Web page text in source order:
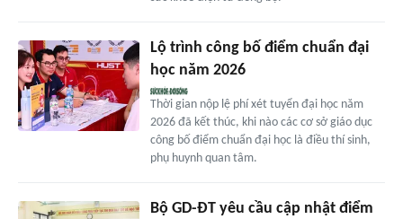
Lộ trình công bố điểm chuẩn đại
học năm 2026
Thời gian nộp lệ phí xét tuyển đại học năm
2026 đã kết thúc, khi nào các cơ sở giáo dục
công bố điểm chuẩn đại học là điều thí sinh,
phụ huynh quan tâm.
Bộ GD-ĐT yêu cầu cập nhật điểm